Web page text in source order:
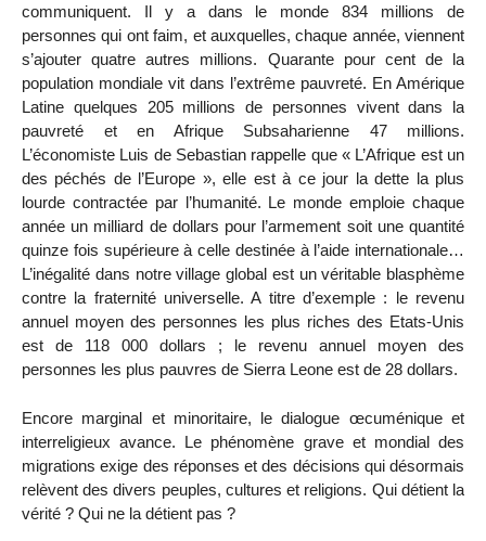
communiquent. Il y a dans le monde 834 millions de
personnes qui ont faim, et auxquelles, chaque année, viennent
s’ajouter quatre autres millions. Quarante pour cent de la
population mondiale vit dans l’extrême pauvreté. En Amérique
Latine quelques 205 millions de personnes vivent dans la
pauvreté et en Afrique Subsaharienne 47 millions.
L’économiste Luis de Sebastian rappelle que « L’Afrique est un
des péchés de l’Europe », elle est à ce jour la dette la plus
lourde contractée par l’humanité. Le monde emploie chaque
année un milliard de dollars pour l’armement soit une quantité
quinze fois supérieure à celle destinée à l’aide internationale…
L’inégalité dans notre village global est un véritable blasphème
contre la fraternité universelle. A titre d’exemple : le revenu
annuel moyen des personnes les plus riches des Etats-Unis
est de 118 000 dollars ; le revenu annuel moyen des
personnes les plus pauvres de Sierra Leone est de 28 dollars.
Encore marginal et minoritaire, le dialogue œcuménique et
interreligieux avance. Le phénomène grave et mondial des
migrations exige des réponses et des décisions qui désormais
relèvent des divers peuples, cultures et religions. Qui détient la
vérité ? Qui ne la détient pas ?